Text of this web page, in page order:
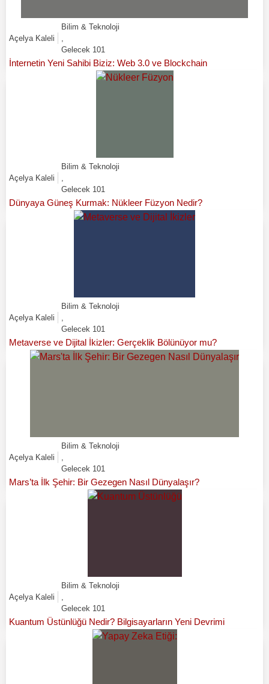
Açelya Kaleli
Bilim & Teknoloji
Gelecek 101
İnternetin Yeni Sahibi Biziz: Web 3.0 ve Blockchain
Açelya Kaleli
Bilim & Teknoloji
Gelecek 101
Dünyaya Güneş Kurmak: Nükleer Füzyon Nedir?
Açelya Kaleli
Bilim & Teknoloji
Gelecek 101
Metaverse ve Dijital İkizler: Gerçeklik Bölünüyor mu?
Açelya Kaleli
Bilim & Teknoloji
Gelecek 101
Mars’ta İlk Şehir: Bir Gezegen Nasıl Dünyalaşır?
Açelya Kaleli
Bilim & Teknoloji
Gelecek 101
Kuantum Üstünlüğü Nedir? Bilgisayarların Yeni Devrimi